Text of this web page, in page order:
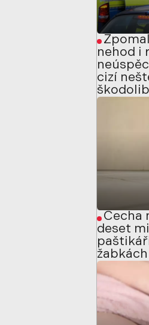
nehod i
cizí
Čecha
deset
žabkách